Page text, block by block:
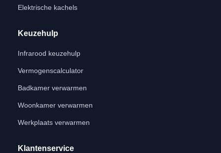
Elektrische kachels
Keuzehulp
Infrarood keuzehulp
Vermogenscalculator
Badkamer verwarmen
Woonkamer verwarmen
Werkplaats verwarmen
Klantenservice